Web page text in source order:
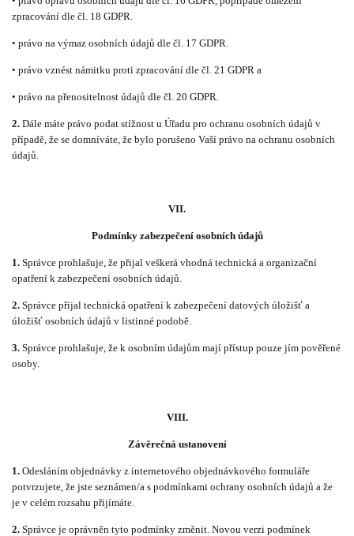
zpracování dle čl. 18 GDPR.
• právo na výmaz osobních údajů dle čl. 17 GDPR.
• právo vznést námitku proti zpracování dle čl. 21 GDPR a
• právo na přenositelnost údajů dle čl. 20 GDPR.
2. Dále máte právo podat stížnost u Úřadu pro ochranu osobních údajů v
případě, že se domníváte, že bylo porušeno Vaší právo na ochranu osobních
údajů.
VII.
Podmínky zabezpečení osobních údajů
1. Správce prohlašuje, že přijal veškerá vhodná technická a organizační
opatření k zabezpečení osobních údajů.
2. Správce přijal technická opatření k zabezpečení datových úložišť a
úložišť osobních údajů v listinné podobě.
3. Správce prohlašuje, že k osobním údajům mají přístup pouze jím pověřené
osoby.
VIII.
Závěrečná ustanovení
1. Odesláním objednávky z internetového objednávkového formuláře
potvrzujete, že jste seznámen/a s podmínkami ochrany osobních údajů a že
je v celém rozsahu přijímáte.
2. Správce je oprávněn tyto podmínky změnit. Novou verzi podmínek